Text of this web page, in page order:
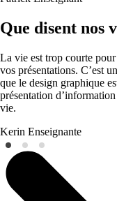
Que disent nos
La vie est trop courte
vos présentations. C’est
que le design graphique
présentation
vie.
Kerin Enseignante